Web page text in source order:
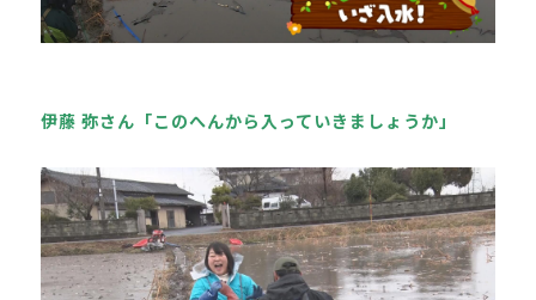
伊藤 弥さん「このへんから入っていきましょうか」